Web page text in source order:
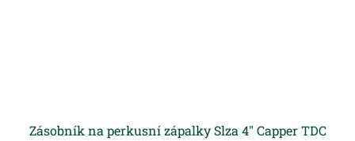
Zásobník na perkusní zápalky Slza 4" Capper TDC